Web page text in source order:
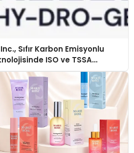
Sıfır Karbon Emisyonlu
ISO ve TSSA
Aldı